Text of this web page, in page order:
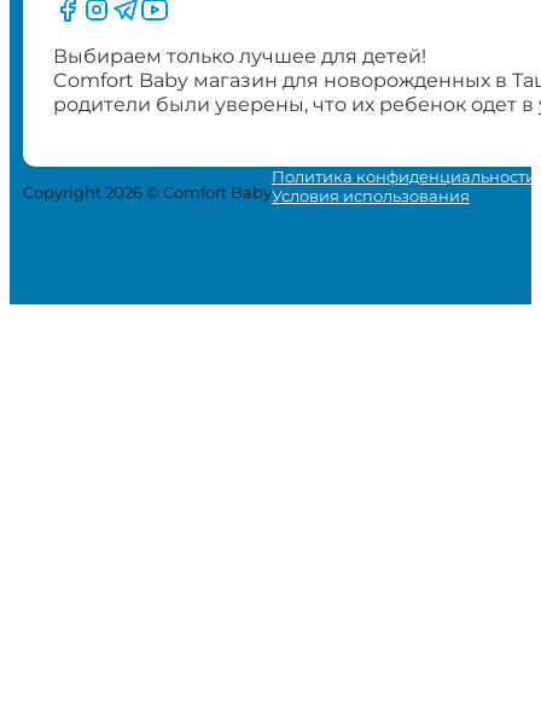
Следите за нами на Facebook
Следите за нами в Instagram
Следите за нами в Telegram
Следите за нами в YouTube
Выбираем только лучшее для детей!
Comfort Baby магазин для новорожденных в
родители были уверены, что их ребенок одет
Copyright 2026 © Comfort Baby
Политика конфиденциальности
Условия использования